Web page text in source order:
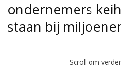
ondernemers
staan bij
Scroll om